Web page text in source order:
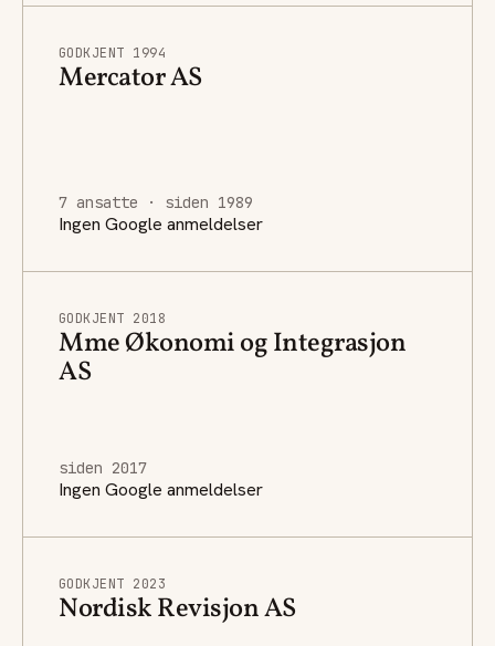
GODKJENT 1994
Mercator AS
7 ansatte · siden 1989
Ingen Google anmeldelser
GODKJENT 2018
Mme Økonomi og Integrasjon
AS
siden 2017
Ingen Google anmeldelser
GODKJENT 2023
Nordisk Revisjon AS